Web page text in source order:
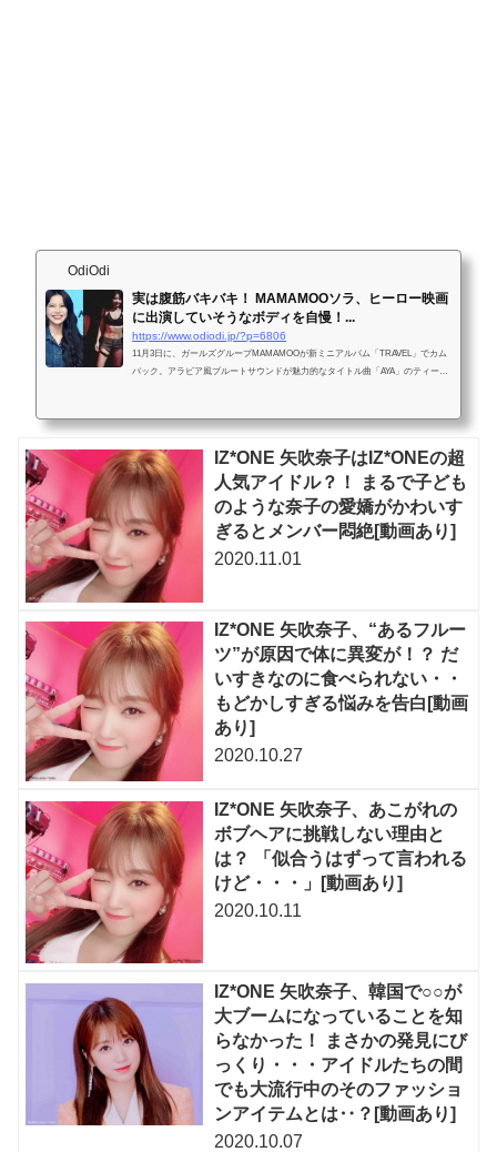
OdiOdi
実は腹筋バキバキ！ MAMAMOOソラ、ヒーロー映画
に出演していそうなボディを自慢！...
https://www.odiodi.jp/?p=6806
11月3日に、ガールズグループMAMAMOOが新ミニアルバム「TRAVEL」でカム
バック。アラビア風プルートサウンドが魅力的なタイトル曲「AYA」のティーザ
IZ*ONE 矢吹奈子はIZ*ONEの超
人気アイドル？！ まるで子ども
のような奈子の愛嬌がかわいす
ぎるとメンバー悶絶[動画あり]
2020.11.01
IZ*ONE 矢吹奈子、“あるフルー
ツ”が原因で体に異変が！？ だ
いすきなのに食べられない・・
もどかしすぎる悩みを告白[動画
あり]
2020.10.27
IZ*ONE 矢吹奈子、あこがれの
ボブヘアに挑戦しない理由と
は？ 「似合うはずって言われる
けど・・・」[動画あり]
2020.10.11
IZ*ONE 矢吹奈子、韓国で○○が
大ブームになっていることを知
らなかった！ まさかの発見にび
っくり・・・アイドルたちの間
でも大流行中のそのファッショ
ンアイテムとは‥？[動画あり]
2020.10.07